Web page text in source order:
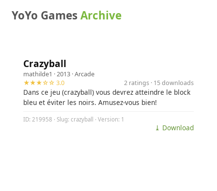
YoYo GamesArchive
Crazyball
mathilde1 · 2013 ·Arcade
★★★☆☆ 3.0
2 ratings · 15 downloads
Dans ce jeu (crazyball) vous devrez atteindre le block
bleu et éviter les noirs. Amusez-vous bien!
ID: 219958 · Slug: crazyball · Version: 1
⤓ Download